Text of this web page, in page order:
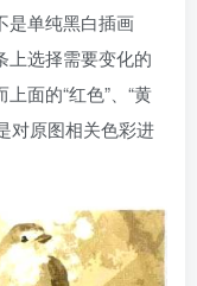
是单纯黑白插画
上选择需要变化的
面的“红色”、“黄
对原图相关色彩进